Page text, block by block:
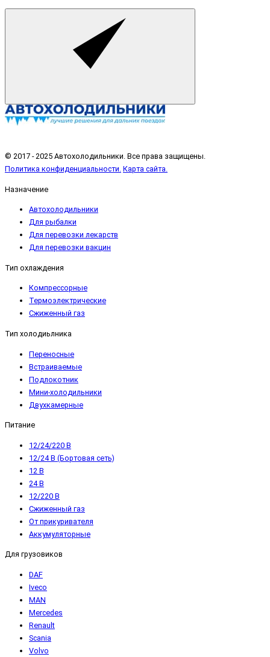
© 2017 - 2025 Автохолодильники. Все права защищены.
Политика конфиденциальности. Карта сайта.
Назначение
Автохолодильники
Для рыбалки
Для перевозки лекарств
Для перевозки вакцин
Тип охлаждения
Компрессорные
Термоэлектрические
Сжиженный газ
Тип холодиьлника
Переносные
Встраиваемые
Подлокотник
Мини-холодильники
Двухкамерные
Питание
12/24/220 В
12/24 В (Бортовая сеть)
12 В
24 В
12/220 В
Сжиженный газ
От прикуривателя
Аккумуляторные
Для грузовиков
DAF
Iveco
MAN
Mercedes
Renault
Scania
Volvo